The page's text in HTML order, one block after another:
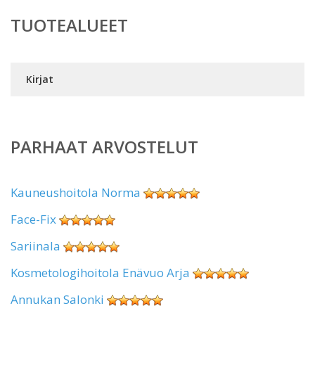
TUOTEALUEET
Kirjat
PARHAAT ARVOSTELUT
Kauneushoitola Norma
Face-Fix
Sariinala
Kosmetologihoitola Enävuo Arja
Annukan Salonki